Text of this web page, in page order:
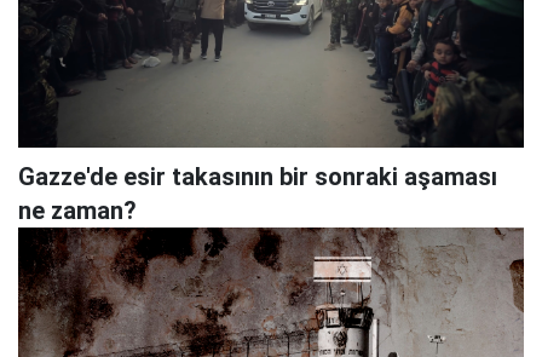
Gazze'de esir takasının bir sonraki aşaması
ne zaman?